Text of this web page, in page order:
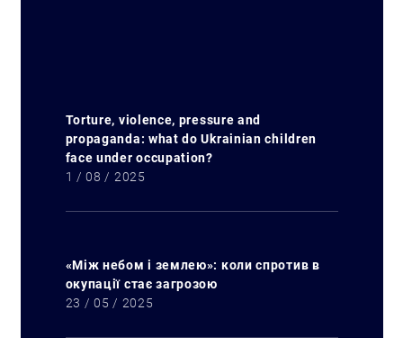
Torture, violence, pressure and
propaganda: what do Ukrainian children
face under occupation?
1 / 08 / 2025
«Між небом і землею»: коли спротив в
окупації стає загрозою
23 / 05 / 2025